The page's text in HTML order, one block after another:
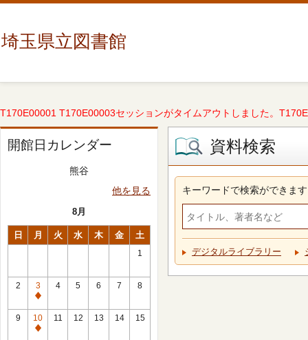
埼玉県立図書館
T170E00001 T170E00003セッションがタイムアウトしました。
開館日カレンダー
熊谷
他を見る
8月
日 月 火 水 木 金 土
1
2
3
休
館
日
4 5 6 7 8
9
10
休
11 12 13 14 15
資料検索
キーワードで検索ができます
デジタルライブラリー